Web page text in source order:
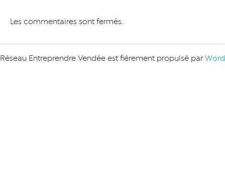
Les commentaires sont fermés.
Réseau Entreprendre Vendée est fièrement propulsé par